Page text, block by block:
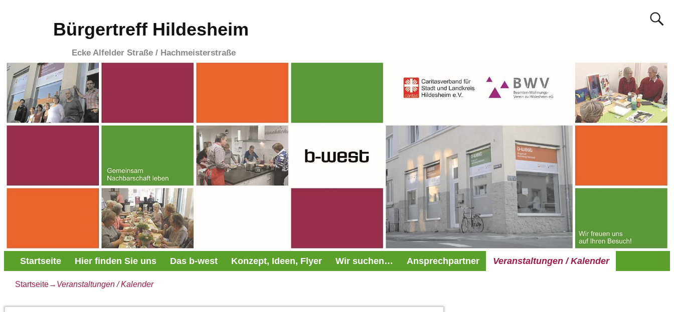
Bürgertreff Hildesheim
Ecke Alfelder Straße / Hachmeisterstraße
Startseite Hier finden Sie uns Das b-west Konzept, Ideen, Flyer Wir suchen… Ansprechpartner Veranstaltungen / Kalender
Startseite→ Veranstaltungen / Kalender